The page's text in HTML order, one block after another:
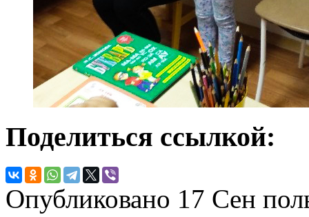
Поделиться ссылкой:
Опубликовано 17 Сен